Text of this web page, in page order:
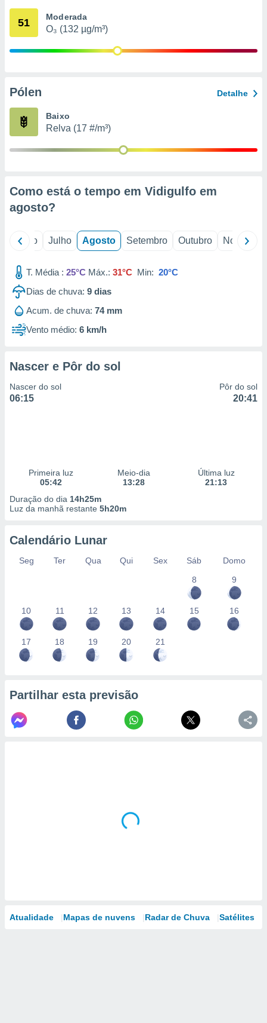
através
estudos
1199
51 Moderada
O₃ (132 µg/m³)
Pólen Detalhe
Baixo
Relva (17 #/m³)
Como está o tempo em Vidigulfo em
agosto?
Junho Julho Agosto Setembro Outubro Novembro
T. Média : 25°C Máx.: 31°C Min: 20°C
Dias de chuva: 9 dias
Acum. de chuva: 74 mm
Vento médio: 6 km/h
Nascer e Pôr do sol
Nascer do sol
06:15
Pôr do sol
20:41
Primeira luz
05:42
Meio-dia
13:28
Última luz
21:13
Duração do dia 14h25m
Luz da manhã restante 5h20m
Calendário Lunar
Seg Ter Qua Qui Sex Sáb
Domo
8
9
10 11 12 13 14 15 16
17 18 19 20 21
Partilhar esta previsão
Atualidade Mapas de nuvens Radar de Chuva Satélites